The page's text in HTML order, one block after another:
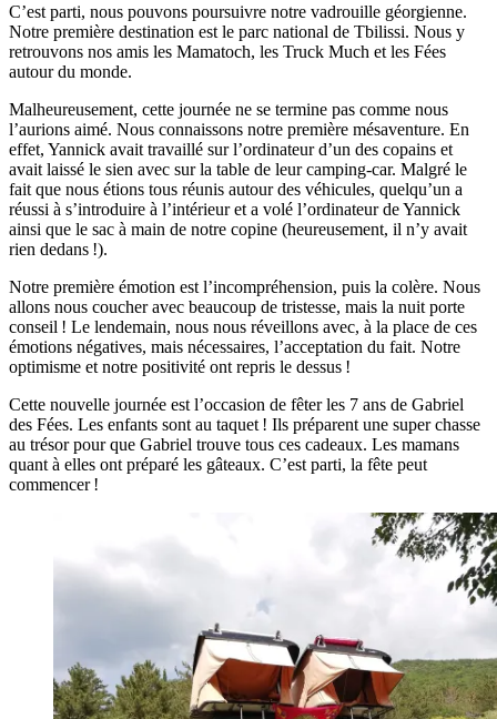
C’est parti, nous pouvons poursuivre notre vadrouille géorgienne.
Notre première destination est le parc national de Tbilissi. Nous y
retrouvons nos amis les Mamatoch, les Truck Much et les Fées
autour du monde.
Malheureusement, cette journée ne se termine pas comme nous
l’aurions aimé. Nous connaissons notre première mésaventure. En
effet, Yannick avait travaillé sur l’ordinateur d’un des copains et
avait laissé le sien avec sur la table de leur camping-car. Malgré le
fait que nous étions tous réunis autour des véhicules, quelqu’un a
réussi à s’introduire à l’intérieur et a volé l’ordinateur de Yannick
ainsi que le sac à main de notre copine (heureusement, il n’y avait
rien dedans !).
Notre première émotion est l’incompréhension, puis la colère. Nous
allons nous coucher avec beaucoup de tristesse, mais la nuit porte
conseil ! Le lendemain, nous nous réveillons avec, à la place de ces
émotions négatives, mais nécessaires, l’acceptation du fait. Notre
optimisme et notre positivité ont repris le dessus !
Cette nouvelle journée est l’occasion de fêter les 7 ans de Gabriel
des Fées. Les enfants sont au taquet ! Ils préparent une super chasse
au trésor pour que Gabriel trouve tous ces cadeaux. Les mamans
quant à elles ont préparé les gâteaux. C’est parti, la fête peut
commencer !